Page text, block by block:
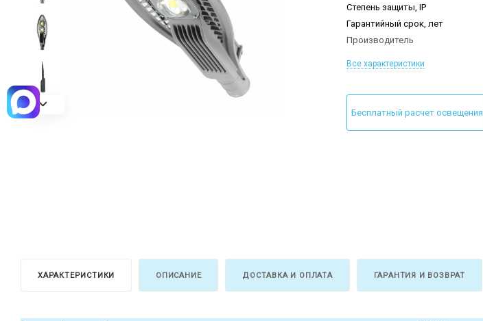
Степень защиты, IP
Гарантийный срок, лет
Производитель
Все характеристики
Бесплатный расчет освещения
ХАРАКТЕРИСТИКИ ОПИСАНИЕ ДОСТАВКА И ОПЛАТА ГАРАНТИЯ И ВОЗВРАТ